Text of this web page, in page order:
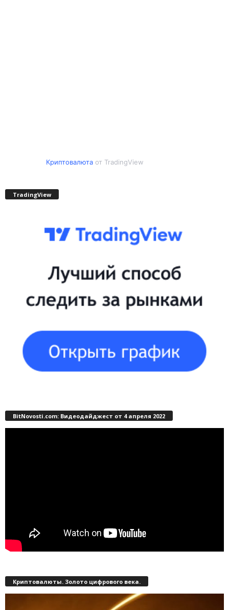
Криптовалютаот TradingView
TradingView
BitNovosti.com: Видеодайджест от 4 апреля 2022
Криптовалюты. Золото цифрового века.